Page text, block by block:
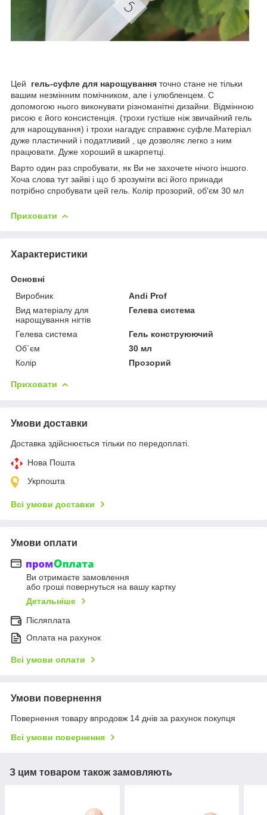
Цей гель-суфле для нарощування точно стане не тільки
вашим незмінним помічником, але і улюбленцем. C
допомогою нього виконувати різноманітні дизайни. Відмінною
рисою є його консистенція. (трохи густіше ніж звичайний гель
для нарощування) і трохи нагадує справжнє суфле.Матеріал
дуже пластичний і податливий , це дозволяє легко з ним
працювати. Дуже хороший в шкарпетці.
Варто один раз спробувати, як Ви не захочете нічого іншого.
Хоча слова тут зайві і що б зрозуміти всі його принади
потрібно спробувати цей гель. Колір прозорий, об'єм 30 мл
Приховати
Характеристики
Основні
Виробник
Andi Prof
Вид матеріалу для
нарощування нігтів
Гелева система
Гелева система
Гель конструюючий
Об`єм
30 мл
Колір
Прозорий
Приховати
Умови доставки
Доставка здійснюється тільки по передоплаті.
Нова Пошта
Укрпошта
Всі умови доставки
Умови оплати
Ви отримаєте замовлення
або гроші повернуться на вашу картку
Детальніше
Післяплата
Оплата на рахунок
Всі умови оплати
Умови повернення
Повернення товару впродовж 14 днів за рахунок покупця
Всі умови повернення
З цим товаром також замовляють